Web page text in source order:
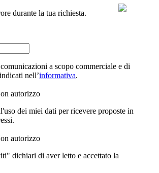
durante la tua richiesta.
a scopo commerciale e di
nell’informativa.
autorizzo
dei miei dati per ricevere proposte in
autorizzo
dichiari di aver letto e accettato la